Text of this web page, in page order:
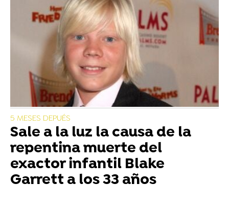
5 MESES DEPUÉS
Sale a la luz la causa de la
repentina muerte del
exactor infantil Blake
Garrett a los 33 años